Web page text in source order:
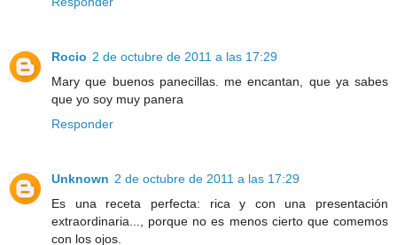
Rocio 2 de octubre de 2011 a las 17:29
Mary que buenos panecillas. me encantan, que ya sabes
que yo soy muy panera
Responder
Unknown 2 de octubre de 2011 a las 17:29
Es una receta perfecta: rica y con una presentación
extraordinaria..., porque no es menos cierto que comemos
con los ojos.